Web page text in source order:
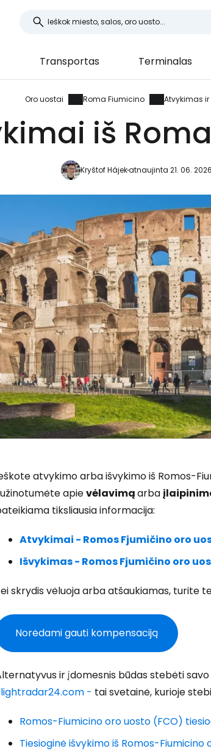
Transportas Terminalas
Oro uostai Roma Fiumicino Atvykimas
iš
Kryštof Hájekatnaujinta 21. 06. 2026
atvykimo arba išvykimo iš Romos-
apievėlavimąarba
tiksliausia informacija:
Atvykimai - Romos Fjumičino oro
Išvykimas - Romos Fjumičino oro
skrydis vėluoja arba atšaukiamas, turite
Norėdami gauti kompensaciją
ir įdomesnis būdas stebėti
- tai svetainė, kurioje
Romos-Fiumicino oro uosto (FCO)
Tiesioginė išvykimo iš Romos-
... pasaulinė kelionių